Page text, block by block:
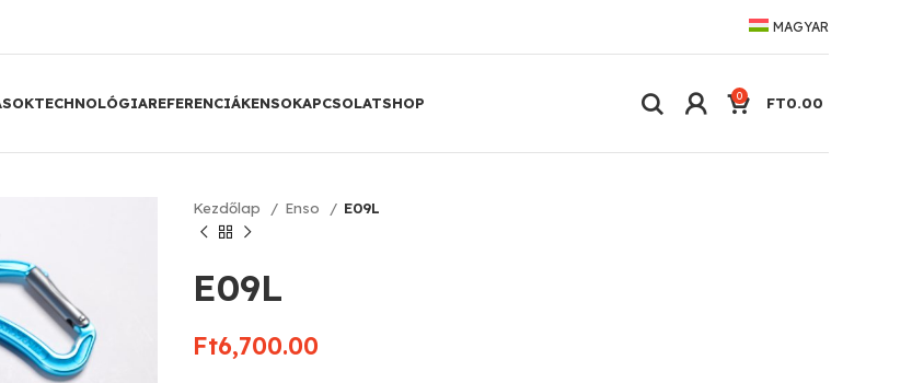
MAGYAR
TECHNOLÓGIAREFERENCIÁKENSOKAPCSOLATSHOP 0 FT0.00
Kezdőlap Enso E09L
E09L
Ft6,700.00